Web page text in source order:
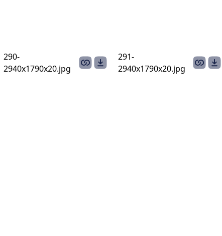
290-
2940х1790x20.jpg
291-
2940х1790x20.jpg